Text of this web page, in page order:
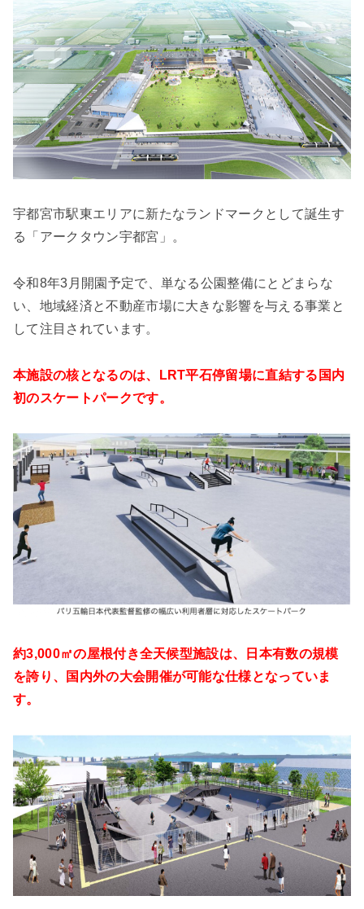
宇都宮市駅東エリアに新たなランドマークとして誕生す
る「アークタウン宇都宮」。
令和8年3月開園予定で、単なる公園整備にとどまらな
い、地域経済と不動産市場に大きな影響を与える事業と
して注目されています。
本施設の核となるのは、LRT平石停留場に直結する国内
初のスケートパークです。
約3,000㎡の屋根付き全天候型施設は、日本有数の規模
を誇り、国内外の大会開催が可能な仕様となっていま
す。